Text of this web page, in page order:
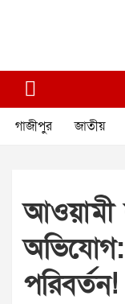
গাজীপুর কণ্ঠ
গাজীপুর জাতীয়
আওয়ামী
পরিবর্তন!